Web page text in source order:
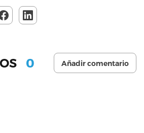
0 Añadir comentario